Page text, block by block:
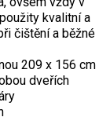
kvalitní a
čištění a běžné
209 x 156 cm
dveřích